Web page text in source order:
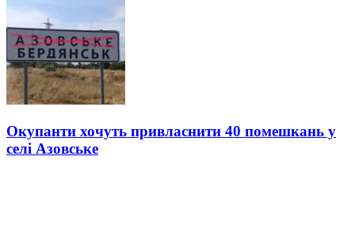
Окупанти хочуть привласнити 40 помешкань у
селі Азовське